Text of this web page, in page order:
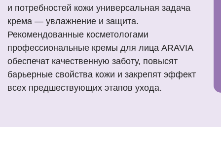
и потребностей кожи универсальная задача
крема — увлажнение и защита.
Рекомендованные косметологами
профессиональные кремы для лица ARAVIA
обеспечат качественную заботу, повысят
барьерные свойства кожи и закрепят эффект
всех предшествующих этапов ухода.